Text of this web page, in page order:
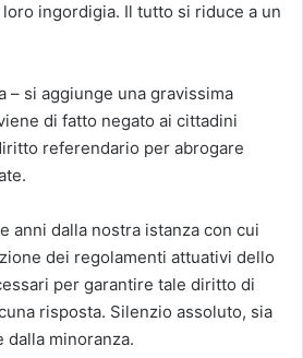
loro ingordigia. Il tutto si riduce a un
– si aggiunge una gravissima
di fatto negato ai cittadini
referendario per abrogare
anni dalla nostra istanza con cui
dei regolamenti attuativi dello
per garantire tale diritto di
risposta. Silenzio assoluto, sia
dalla minoranza.